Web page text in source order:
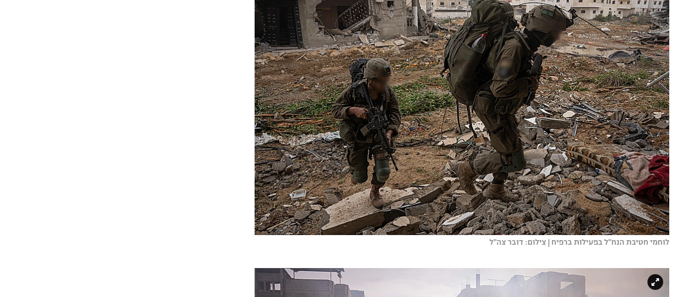
לוחמי חטיבת הנח"ל בפעילות ברפיח | צילום: דובר צה"ל